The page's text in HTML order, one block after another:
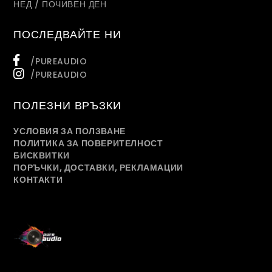
НЕД / ПОЧИВЕН ДЕН
ПОСЛЕДВАЙТЕ НИ
/PUREAUDIO
/PUREAUDIO
ПОЛЕЗНИ ВРЪЗКИ
УСЛОВИЯ ЗА ПОЛЗВАНЕ
ПОЛИТИКА ЗА ПОВЕРИТЕЛНОСТ
БИСКВИТКИ
ПОРЪЧКИ, ДОСТАВКИ, РЕКЛАМАЦИИ
КОНТАКТИ